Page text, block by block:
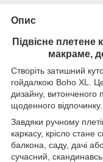
Опис
Підвісне
макраме,
Створіть затишний
гойдалкою Boho XL.
дизайну, витонченого
щоденного відпочинку.
Завдяки ручному
каркасу, крісло стане
балкона, саду, дачі
сучасний,